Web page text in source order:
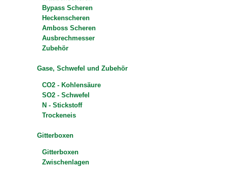
Bypass Scheren
Heckenscheren
Amboss Scheren
Ausbrechmesser
Zubehör
Gase, Schwefel und Zubehör
CO2 - Kohlensäure
SO2 - Schwefel
N - Stickstoff
Trockeneis
Gitterboxen
Gitterboxen
Zwischenlagen